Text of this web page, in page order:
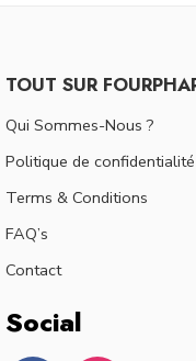
TOUT SUR
Qui Sommes-Nous ?
Politique de confidentialité
Terms & Conditions
FAQ’s
Contact
Social